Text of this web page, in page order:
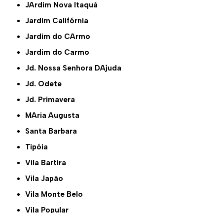
JArdim Nova Itaquá
Jardim Califórnia
Jardim do CArmo
Jardim do Carmo
Jd. Nossa Senhora DAjuda
Jd. Odete
Jd. Primavera
MAria Augusta
Santa Barbara
Tipóia
Vila Bartira
Vila Japão
Vila Monte Belo
Vila Popular